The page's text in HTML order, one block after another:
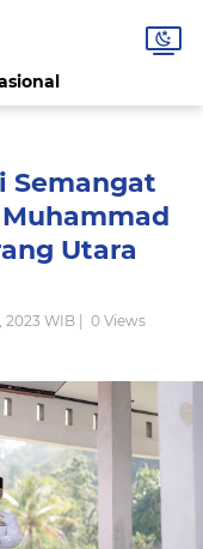
Semangat
Utara
WIB | 0Views